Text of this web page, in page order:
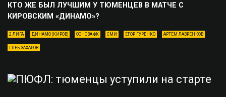
КТО ЖЕ БЫЛ ЛУЧШИМ У ТЮМЕНЦЕВ В МАТЧЕ С
КИРОВСКИМ «ДИНАМО»?
2 ЛИГА ДИНАМО (КИРОВ) ОСНОВА ФК СМИ ЕГОР ГУРЕНКО АРТЁМ ЛАВРЕНКОВ
ГЛЕБ ЗАХАРОВ